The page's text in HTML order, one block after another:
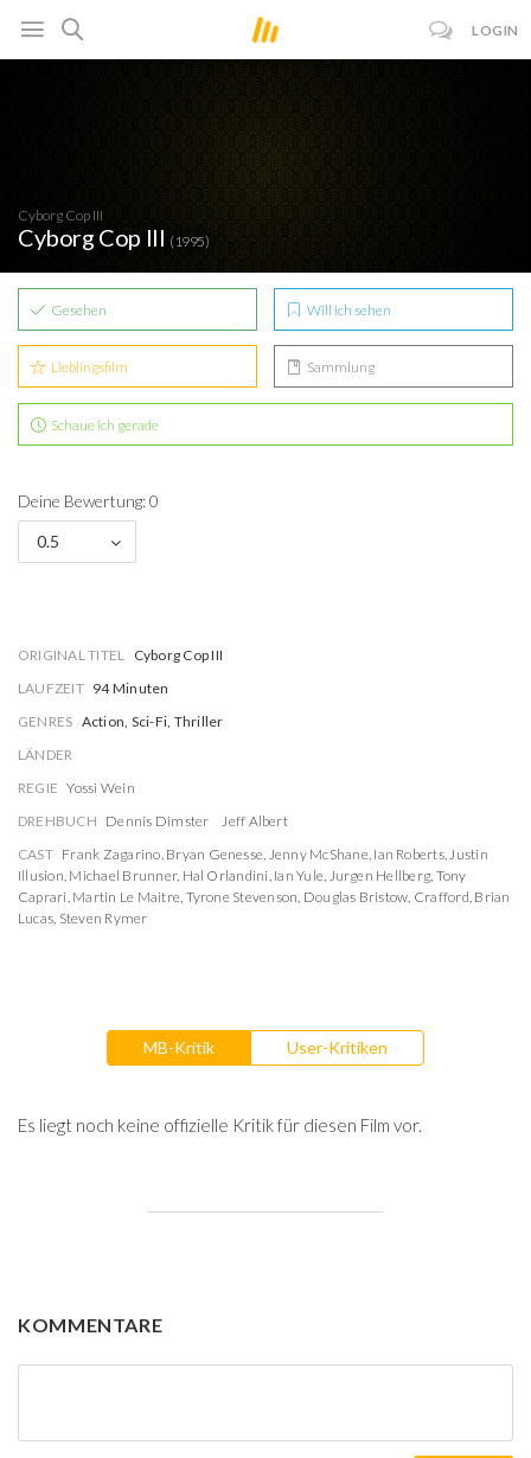
LOGIN
Cyborg Cop III
Cyborg Cop III (1995)
Gesehen Will ich sehen
Lieblingsfilm Sammlung
Schaue ich gerade
Deine Bewertung: 0
0.5
ORIGINAL TITEL Cyborg Cop III
LAUFZEIT 94 Minuten
GENRES Action, Sci-Fi, Thriller
LÄNDER
REGIE Yossi Wein
DREHBUCH Dennis Dimster
Jeff Albert
CAST Frank Zagarino, Bryan Genesse, Jenny McShane, Ian Roberts,Justin
Illusion, Michael Brunner, Hal Orlandini, Ian Yule, Jurgen Hellberg, Tony
Caprari, Martin Le Maitre, Tyrone Stevenson, Douglas Bristow, Crafford, Brian
Lucas, Steven Rymer
MB-Kritik User-Kritiken
Es liegt noch keine offizielle Kritik für diesen Film vor.
KOMMENTARE